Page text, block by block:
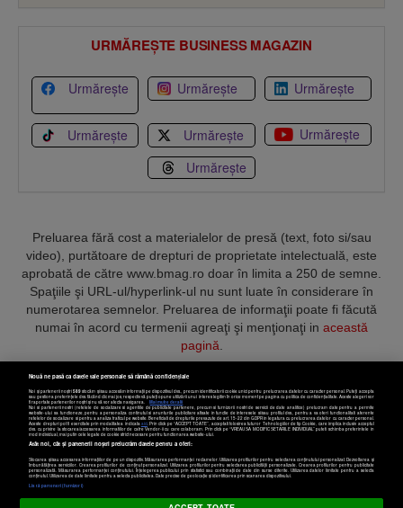
URMĂREȘTE BUSINESS MAGAZIN
Urmărește Urmărește Urmărește
Urmărește Urmărește
Urmărește
Urmărește
Preluarea fără cost a materialelor de presă (text, foto si/sau
video), purtătoare de drepturi de proprietate intelectuală, este
aprobată de către www.bmag.ro doar în limita a 250 de semne.
Spaţiile şi URL-ul/hyperlink-ul nu sunt luate în considerare în
numerotarea semnelor. Preluarea de informaţii poate fi făcută
numai în acord cu termenii agreaţi şi menţionaţi in această
pagină
Termeni și condiții Confidențialitate Cookies Contact
Copyright © 2025 BUSINESSMEX S.A.
Setări cookies
Nouă ne pasă ca datele tale personale să rămână confidențiale
Noi și partenerii noștri589stocăm și/sau accesăm informații pe dispozitivul dvs., precum identificatorii cookie unici pentru prelucrarea datelor cu caracter personal. Puteți accepta
sau gestiona preferințele dvs. făcând clic mai jos, respectiv vă puteți opune utilizării unui interes legitim în orice moment pe pagina cu politica de confidențialitate. Aceste alegeri vor
fi raportate partenerilor noștri și nu vă vor afecta navigarea.
Mai multe detalii
Noi si partenerii nostri (retelele de socializare si agentiile de publicitate partenere, precum si furnizorii nostri de servicii de date analitice) prelucram date pentru a permite
website-ului sa functioneze, pentru a personaliza continutul si anunturile publicitare afisate in functie de interesele si/sau profilul dvs., pentru a va oferi functionalitati aferente
retelelor de socializare si pentru a analiza traficul pe website. Beneficiati de drepturile prevazute de art. 15-22 din GDPR in legatura cu prelucrarea datelor cu caracter personal.
Aceste drepturi pot fi exercitate prin modalitatea indicataaici. Prin click pe “ACCEPT TOATE”, acceptati folosirea tuturor Tehnologiilor de tip Cookie, care implica inclusiv acceptul
dvs. cu privire la stocarea/accesarea informatiilor de catre Vendor-ii cu care colaboram. Prin click pe “VREAU SA MODIFIC SETARILE INDIVIDUAL” puteti schimba preferintele in
mod individual, mai putin cele legate de cookie strict necesare pentru functionarea website-ului.
Atât noi, cât și partenerii noștri prelucrăm datele pentru a oferi:
Stocarea și/sau accesarea informațiilor de pe un dispozitiv. Măsurarea performanței reclamelor. Utilizarea profilurilor pentru selectarea conținutului personalizat. Dezvoltarea și
îmbunătățirea serviciilor. Crearea profilurilor de conținut personalizat. Utilizarea profilurilor pentru selectarea publicității personalizate. Crearea profilurilor pentru publicitate
personalizată. Măsurarea performanței conținutului. Înțelegerea publicului prin statistici sau combinații de date din surse diferite. Utilizarea datelor limitate pentru a selecta
conținutul. Utilizarea de date limitate pentru a selecta publicitatea. Date precise de geolocație și identificarea prin scanarea dispozitivului.
Listă parteneri (furnizori)